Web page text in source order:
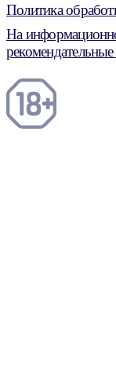
Политика
На